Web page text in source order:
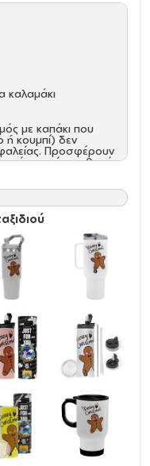
καλαμάκι
με καπάκι που
ή κουμπί) δεν
Προσφέρουν
και είναι πιθανό,